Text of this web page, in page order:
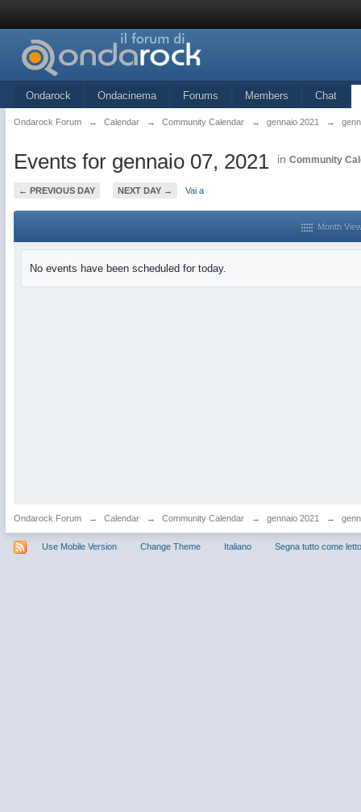
Ondarock Ondacinema Forums Members Chat
Ondarock Forum → Calendar → Community Calendar → gennaio 2021 →
Events for gennaio 07, 2021 in Community
← PREVIOUS DAY NEXT DAY → Vai a
Month
No events have been scheduled for today.
Ondarock Forum → Calendar → Community Calendar → gennaio 2021 →
Use Mobile Version Change Theme Italiano Segna tutto come letto